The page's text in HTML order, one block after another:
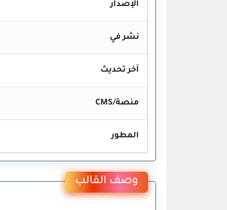
الإصدار
نشر في
آخر تحديث
منصة/CMS
المطور
وصف القالب